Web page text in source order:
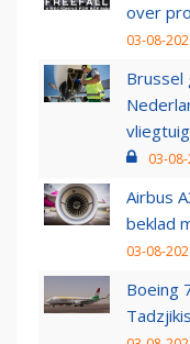
over
03-08-
Brussel
03-
Airbus
beklad
03-08-
Boeing